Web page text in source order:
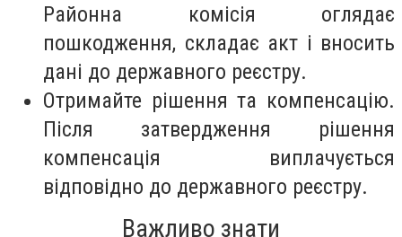
Районна комісія оглядає
пошкодження, складає акт і вносить
дані до державного реєстру.
Отримайте рішення та компенсацію.
Після затвердження рішення
компенсація виплачується
відповідно до державного реєстру.
Важливо знати